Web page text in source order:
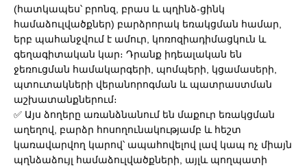
(հատկապես՝ բրոնզ, բրաս և պղինձ-ցինկ
համաձուլվածքներ) բարձրորակ եռակցման համար,
երբ պահանջվում է ամուր, կոռոզիադիմացկուն և
գեղագիտական կար։ Դրանք իդեալական են
ջեռուցման համակարգերի, պոմպերի, կցամասերի,
պտուտակների վերանորոգման և պատրաստման
աշխատանքներում։
✅ Այս ձողերը առանձնանում են մաքուր եռակցման
աղեղով, բարձր հոսողունակությամբ և հեշտ
կառավարվող կարով՝ ապահովելով լավ կապ ոչ միայն
պղնձաձույլ համաձուլվածքների, այլև պողպատի